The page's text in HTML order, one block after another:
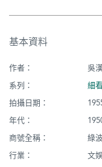
基本資料
作者：
吳
系列：
細
拍攝日期：
年代：
商號全稱：
綠
行業：
文